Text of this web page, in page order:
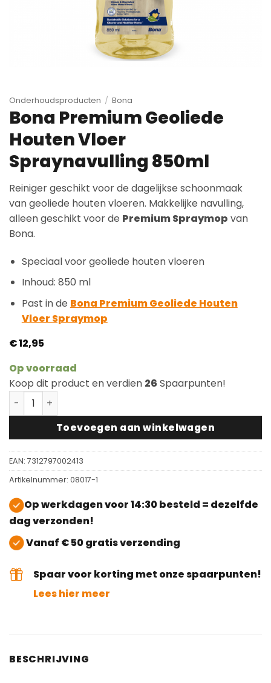
Onderhoudsproducten / Bona
Bona Premium Geoliede
Houten Vloer
Spraynavulling 850ml
Reiniger geschikt voor de dagelijkse schoonmaak
van geoliede houten vloeren. Makkelijke navulling,
alleen geschikt voor de Premium Spraymop van
Bona.
Speciaal voor geoliede houten vloeren
Inhoud: 850 ml
Past in de Bona Premium Geoliede Houten
Vloer Spraymop
€12,95
Op voorraad
Koop dit product en verdien 26Spaarpunten!
Bona Premium Geoliede Houten Vloer Spraynavulling
Toevoegen aan winkelwagen
EAN: 7312797002413
Artikelnummer: 08017-1
Op werkdagen voor 14:30 besteld = dezelfde
dag verzonden!
Vanaf € 50 gratis verzending
Spaar voor korting met onze spaarpunten!
Lees hier meer
BESCHRIJVING